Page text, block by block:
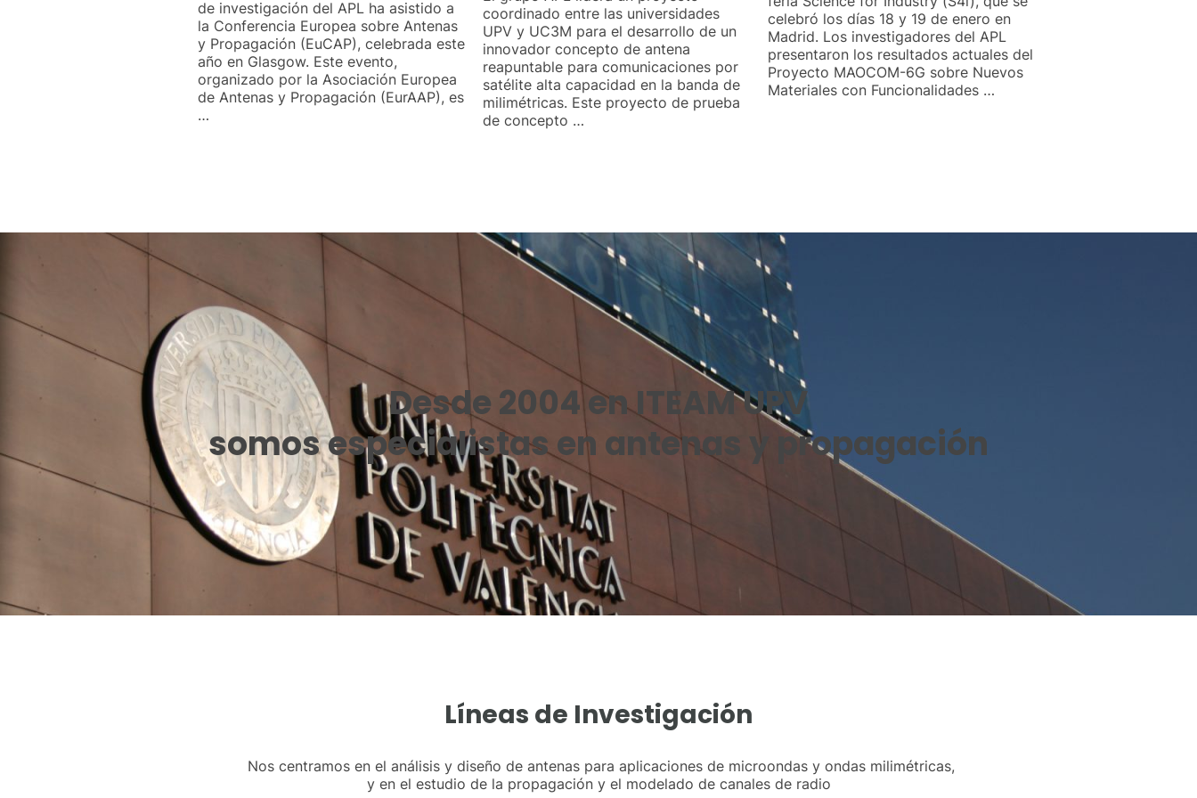
de investigación del APL ha asistido a
la Conferencia Europea sobre Antenas
y Propagación (EuCAP), celebrada este
año en Glasgow. Este evento,
organizado por la Asociación Europea
de Antenas y Propagación (EurAAP), es
…
coordinado entre las universidades
UPV y UC3M para el desarrollo de un
innovador concepto de antena
reapuntable para comunicaciones por
satélite alta capacidad en la banda de
milimétricas. Este proyecto de prueba
de concepto …
celebró los días 18 y 19 de enero en
Madrid. Los investigadores del APL
presentaron los resultados actuales del
Proyecto MAOCOM-6G sobre Nuevos
Materiales con Funcionalidades …
Desde 2004 en ITEAM UPV
somos especialistas en antenas y propagación
Líneas de Investigación
Nos centramos en el análisis y diseño de antenas para aplicaciones de microondas y ondas milimétricas,
y en el estudio de la propagación y el modelado de canales de radio